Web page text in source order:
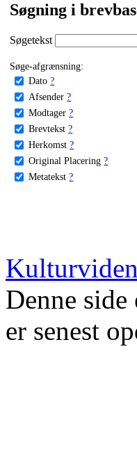
Søgning i
Søgetekst
Søge-afgrænsning:
Dato ?
Afsender ?
Modtager ?
Brevtekst ?
Herkomst ?
Original Placering ?
Metatekst ?
Denne side
er senest